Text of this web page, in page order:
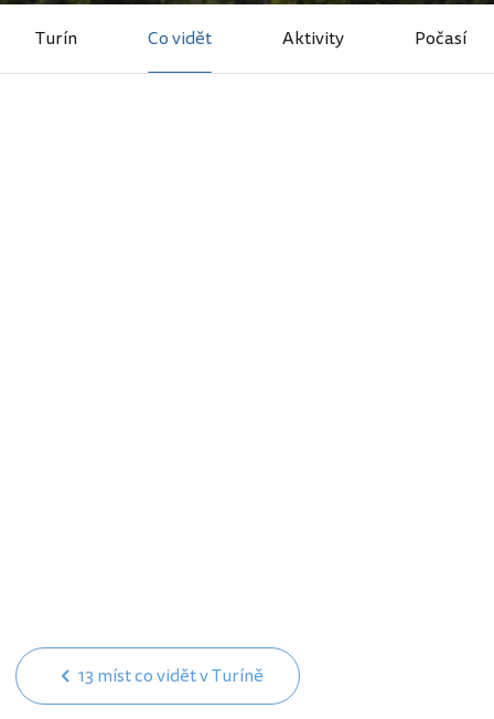
Turín Co vidět Aktivity Počasí
13 míst co vidět v Turíně